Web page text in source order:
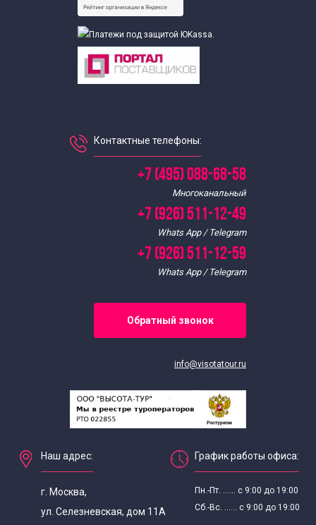
Контактные телефоны:
+7 (495) 088-68-58
Многоканальный
+7 (926) 511-12-49
Whats App / Telegram
+7 (926) 511-12-59
Whats App / Telegram
Обратный звонок
info@visotatour.ru
Наш адрес:
г. Москва,
ул. Селезневская, дом 11А
График работы офиса:
Пн.-Пт. ...... с 9:00 до 19:00
Сб.-Вс. ...... с 9:00 до 19:00